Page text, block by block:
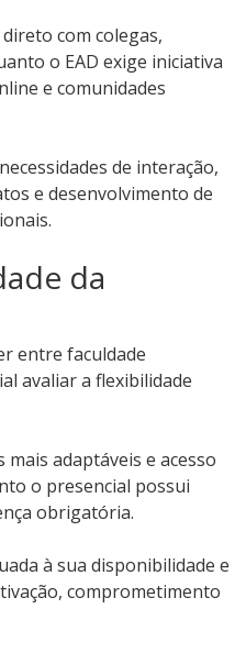
com colegas,
o EAD exige iniciativa
e comunidades
de interação,
e desenvolvimento de
da
entre faculdade
avaliar a flexibilidade
adaptáveis e acesso
o presencial possui
obrigatória.
à sua disponibilidade e
comprometimento